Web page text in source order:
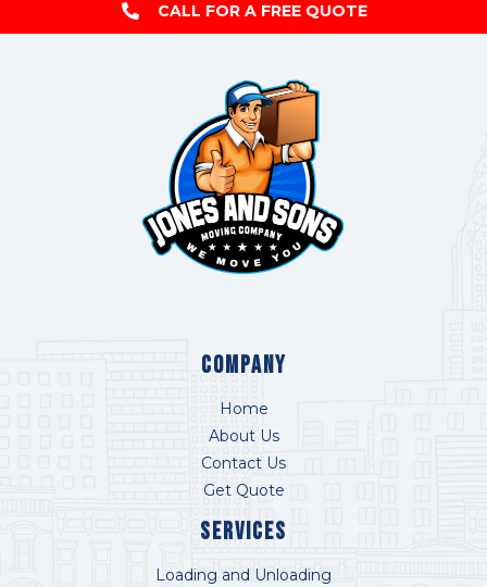
CALL FOR A FREE QUOTE
COMPANY
Home
About Us
Contact Us
Get Quote
Services
Loading and Unloading